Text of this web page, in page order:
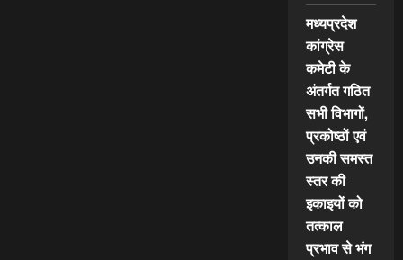
मध्यप्रदेश
कांग्रेस
कमेटी के
अंतर्गत गठित
सभी विभागों,
प्रकोष्ठों एवं
उनकी समस्त
स्तर की
इकाइयों को
तत्काल
प्रभाव से भंग